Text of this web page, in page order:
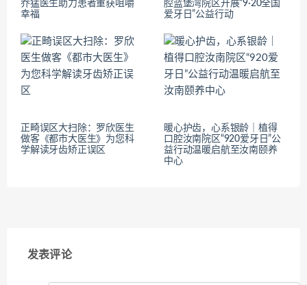
乔猛医生助力患者重获咀嚼
幸福
腔蓝堡湾院区开展“9·20全国
爱牙日”公益行动
正畸误区大扫除：罗欣医生
做客《都市大医生》为您科
学解读牙齿矫正误区
暖心护齿，心系银龄｜植得
口腔汝南院区“920爱牙日”公
益行动温暖启航至汝南颐养
中心
发表评论